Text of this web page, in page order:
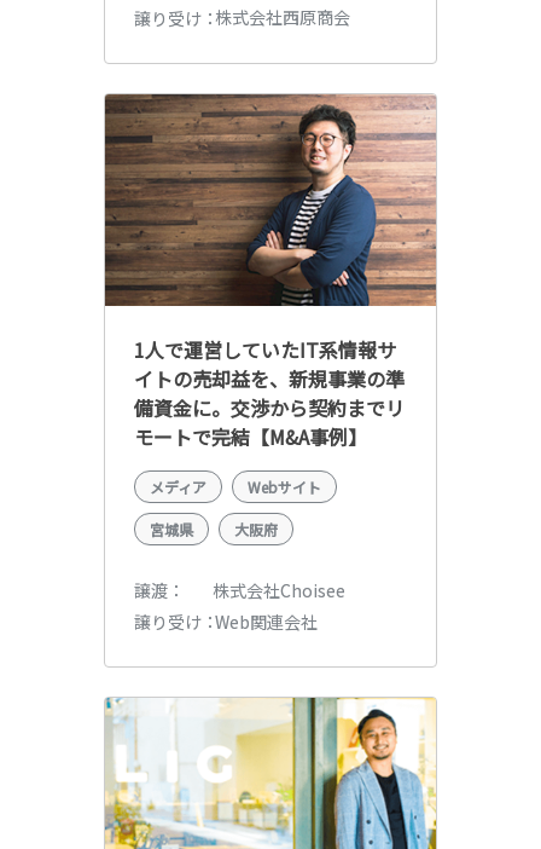
譲り受け 株式会社西原商会
1人で運営していたIT系情報サ
イトの売却益を、新規事業の準
備資金に。交渉から契約までリ
モートで完結【M&A事例】
メディア Webサイト
宮城県 大阪府
譲渡
株式会社Choisee
譲り受け Web関連会社